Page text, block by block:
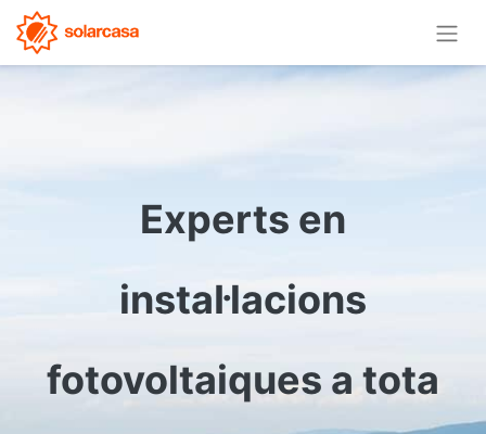
Experts en
instal·lacions
fotovoltaiques a tota